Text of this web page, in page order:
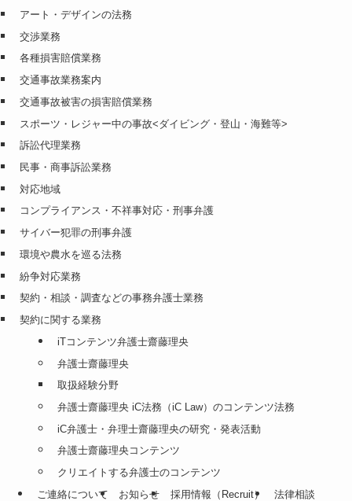
アート・デザインの法務
交渉業務
各種損害賠償業務
交通事故業務案内
交通事故被害の損害賠償業務
スポーツ・レジャー中の事故<ダイビング・登山・海難等>
訴訟代理業務
民事・商事訴訟業務
対応地域
コンプライアンス・不祥事対応・刑事弁護
サイバー犯罪の刑事弁護
環境や農水を巡る法務
紛争対応業務
契約・相談・調査などの事務弁護士業務
契約に関する業務
iTコンテンツ弁護士齋藤理央
弁護士齋藤理央
取扱経験分野
弁護士齋藤理央 iC法務（iC Law）のコンテンツ法務
iC弁護士・弁理士齋藤理央の研究・発表活動
弁護士齋藤理央コンテンツ
クリエイトする弁護士のコンテンツ
ご連絡について
お知らせ 採用情報（Recruit） 法律相談